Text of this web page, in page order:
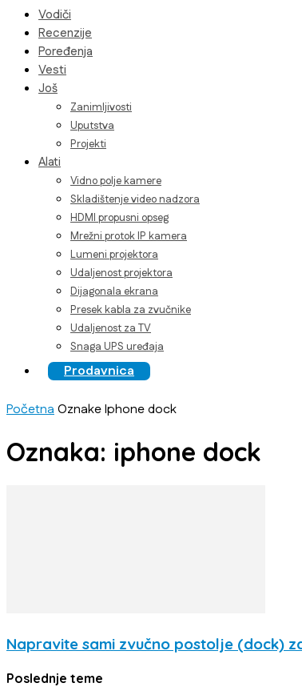
Vodiči
Recenzije
Poređenja
Vesti
Još
Zanimljivosti
Uputstva
Projekti
Alati
Vidno polje kamere
Skladištenje video nadzora
HDMI propusni opseg
Mrežni protok IP kamera
Lumeni projektora
Udaljenost projektora
Dijagonala ekrana
Presek kabla za zvučnike
Udaljenost za TV
Snaga UPS uređaja
Prodavnica
PočetnaOznakeIphone dock
Oznaka: iphone dock
Napravite sami zvučno postolje (dock)
Poslednje teme